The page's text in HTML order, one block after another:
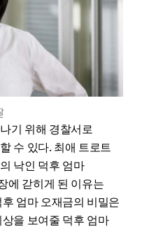
기 위해 경찰서로
수 있다. 최애 트로트
낙인 덕후 엄마
에 갇히게 된 이유는
엄마 오재금의 비밀은
을 보여줄 덕후 엄마